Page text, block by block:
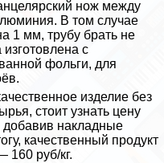
нож между
В том случае
1 мм, трубу брать не
изготовлена с
фольги, для
изделие без
стоит узнать цену
накладные
качественный продукт
160 руб/кг.